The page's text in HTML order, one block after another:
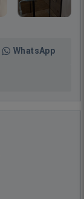
WhatsApp